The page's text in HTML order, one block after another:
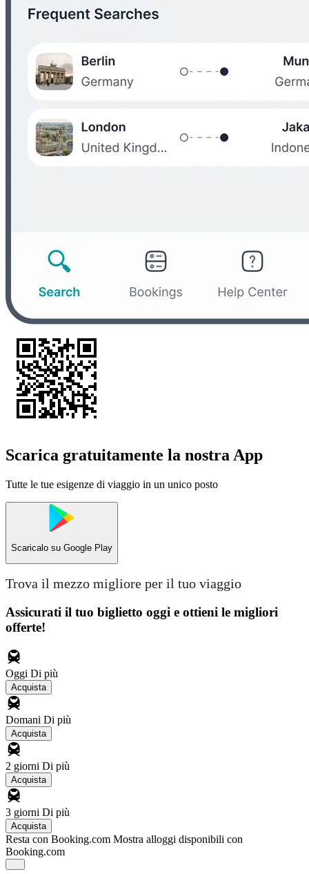
Scarica gratuitamente la nostra App
Tutte le tue esigenze di viaggio in un unico posto
Scaricalo su Google Play
Trova il mezzo migliore per il tuo viaggio
Assicurati il ​​tuo biglietto oggi e ottieni le migliori
offerte!
Oggi Di più
Acquista
Domani Di più
Acquista
2 giorni Di più
Acquista
3 giorni Di più
Acquista
Resta con Booking.com Mostra alloggi disponibili con
Booking.com